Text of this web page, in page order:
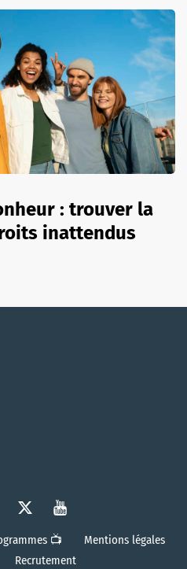
: trouver la
inattendus
📺
Mentions légales
Recrutement